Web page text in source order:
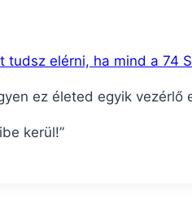
elérni, ha mind a 74
ez életed egyik vezérlő
kerül!”